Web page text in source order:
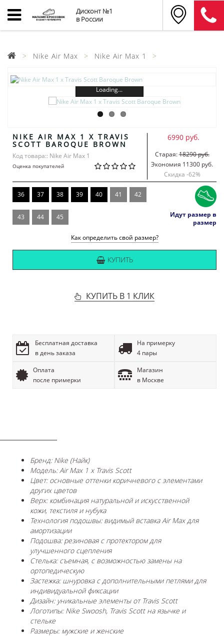
Дисконт №1
в России
Nike Air Max Nike Air Max 1
Loading...
NIKE AIR MAX 1 X TRAVIS
SCOTT BAROQUE BROWN
Код товара:: Nike Air Max 1
Оценка покупателей
6990 руб.
Старая:18290 руб.
Экономия 11300 руб.
Скидка -62%
36 37 38 39 40 41 42
43 44 45
Идут размер в
размер
Как определить свой размер?
КУПИТЬ
КУПИТЬ В 1 КЛИК
Бесплатная доставка
в день заказа
На примерку
4 пары
Оплата
после примерки
Магазин
в Москве
Бренд: Nike (Найк)
Модель: Air Max 1 x Travis Scott
Цвет: основные оттенки коричневого с элементами
других цветов
Верх: комбинация натуральной и искусственной
кожи, текстиля и нубука
Технология подошвы: видимый вставка Air Max для
амортизации
Подошва: резиновая с протектором для
улучшенного сцепления
Стелька: съемная, с возможностью замены на
ортопедическую
Застежка: шнуровка с дополнительными петлями для
индивидуальной фиксации
Дизайн: уникальные элементы от Travis Scott
Логотипы: Nike Swoosh, Travis Scott на язычке и
стельке
Размеры: мужские и женские